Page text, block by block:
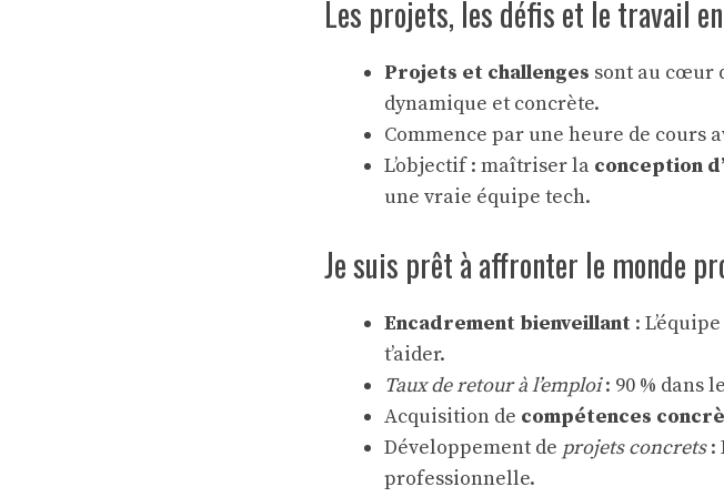
Les projets, les défis et le travail
Projets et challenges sont au cœur
dynamique et concrète.
Commence par une heure de cours
L’objectif : maîtriser la conception
une vraie équipe tech.
Je suis prêt à affronter le monde
Encadrement bienveillant :
t’aider.
Taux de retour à l’emploi: 90 % dans
Acquisition de compétences
Développement de projets concrets:
professionnelle.